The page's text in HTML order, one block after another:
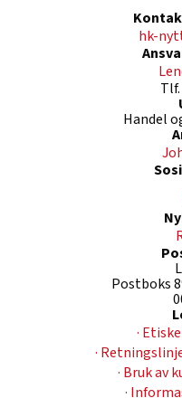
hk-
Handel
Postboks
·
·
· Bruk av
·